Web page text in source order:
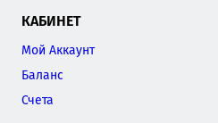
КАБИНЕТ
Мой Аккаунт
Баланс
Счета